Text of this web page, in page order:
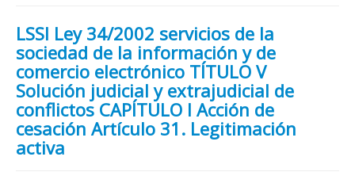
¿Cuando es obligatorio nombrar un DPD / DPO ?
Notas
Nosotros y contacto
Buscar...
LSSI Ley 34/2002 servicios de la
sociedad de la información y de
comercio electrónico TÍTULO V
Solución judicial y extrajudicial de
conflictos CAPÍTULO I Acción de
cesación Artículo 31. Legitimación
activa